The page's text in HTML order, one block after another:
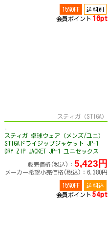
15%OFF
送料別
会員ポイント 16pt
スティガ（STIGA）
スティガ 卓球ウェア（メンズ/ユニ）
STIGAドライジップジャケット JP-1
DRY ZIP JACKET JP-1 ユニセックス
販売価格(税込)： 5,423円
メーカー希望小売価格(税込)：6,380円
15%OFF
送料込
会員ポイント 54pt